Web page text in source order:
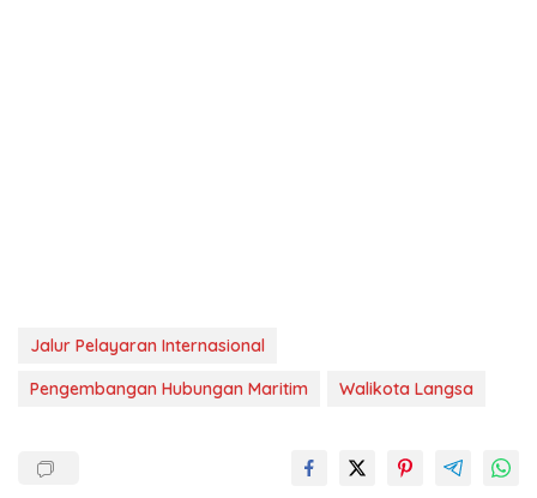
Jalur Pelayaran Internasional
Pengembangan Hubungan Maritim
Walikota Langsa